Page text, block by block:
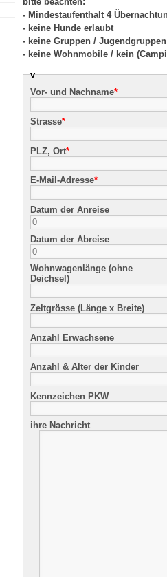
- Mindestaufenthalt 4
- keine Hunde erlaubt
- keine Gruppen / Jugendgruppen
- keine Wohnmobile / kein
v
Vor- und Nachname*
Strasse*
PLZ, Ort*
E-Mail-Adresse*
Datum der Anreise
Datum der Abreise
Wohnwagenlänge (ohne
Deichsel)
Zeltgrösse (Länge x Breite)
Anzahl Erwachsene
Anzahl & Alter der Kinder
Kennzeichen PKW
ihre Nachricht